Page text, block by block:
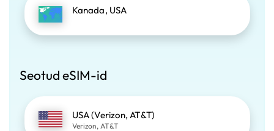
Kanada, USA
Seotud eSIM-id
USA (Verizon, AT&T)
Verizon, AT&T